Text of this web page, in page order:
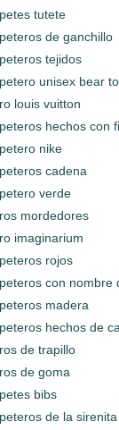
tutete
de ganchillo
tejidos
unisex bear
louis vuitton
hechos con
nike
cadena
verde
mordedores
imaginarium
rojos
con nombre
madera
hechos de
de trapillo
de goma
bibs
de la sirenita